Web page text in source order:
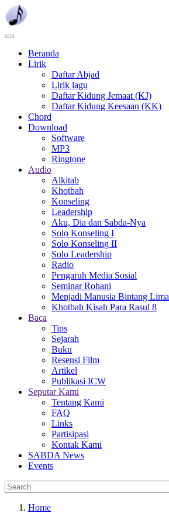
Skip
to
content
Beranda
Lirik
Daftar Abjad
Lirik lagu
Daftar Kidung Jemaat (KJ)
Daftar Kidung Keesaan (KK)
Chord
Download
Software
MP3
Ringtone
Audio
Alkitab
Khotbah
Konseling
Leadership
Aku, Dia dan Sabda-Nya
Solo Konseling I
Solo Konseling II
Solo Leadership
Radio
Pengaruh Media Sosial
Seminar Rohani
Menjadi Manusia Bintang Lima
Khotbah Kisah Para Rasul 8
Baca
Tips
Sejarah
Buku
Resensi Film
Artikel
Publikasi ICW
Seputar Kami
Tentang Kami
FAQ
Links
Partisipasi
Kontak Kami
SABDA News
Events
Home